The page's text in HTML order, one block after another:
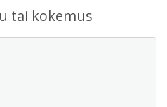
tai kokemus